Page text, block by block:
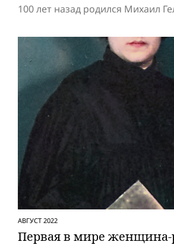
100 лет назад родился Михаил
АВГУСТ 2022
Первая в мире